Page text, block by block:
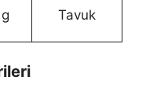
Tavuk